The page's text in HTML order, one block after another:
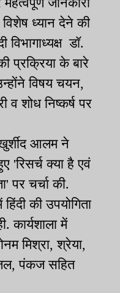
ध्यान देने की
डॉ.
प्रक्रिया के बारे
विषय चयन,
व शोध निष्कर्ष पर
आलम ने
'रिसर्च क्या है एवं
पर चर्चा की.
की उपयोगिता
कार्यशाला में
मिश्रा, श्रेया,
पंकज सहित